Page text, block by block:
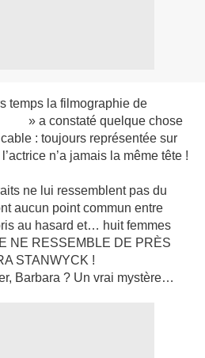
temps la filmographie de
» a constaté quelque chose
: toujours représentée sur
n’a jamais la même tête !
ne lui ressemblent pas du
aucun point commun entre
au hasard et… huit femmes
NE RESSEMBLE DE PRÈS
STANWYCK !
Barbara ? Un vrai mystère…